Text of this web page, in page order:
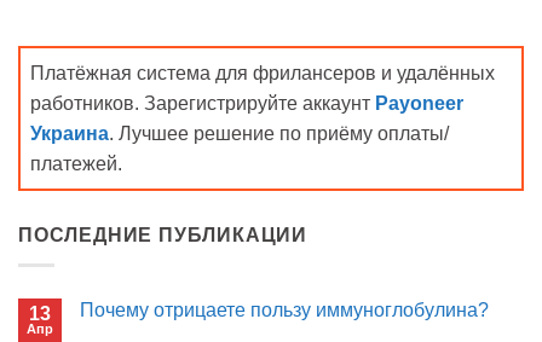
Платёжная система для фрилансеров и удалённых
работников. Зарегистрируйте аккаунт Payoneer
Украина. Лучшее решение по приёму оплаты/
платежей.
ПОСЛЕДНИЕ ПУБЛИКАЦИИ
13
Апр
Почему отрицаете пользу иммуноглобулина?